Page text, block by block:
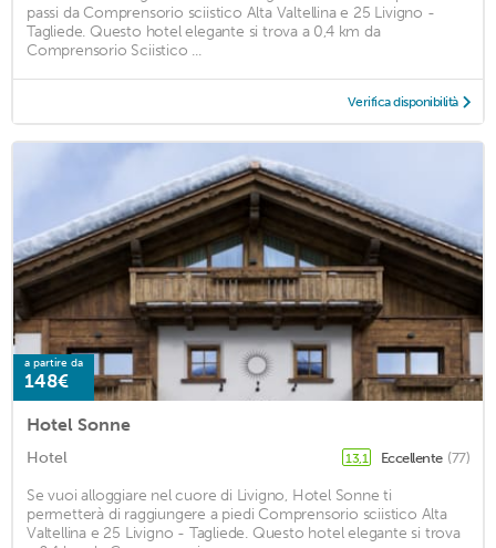
passi da Comprensorio sciistico Alta Valtellina e 25 Livigno -
Tagliede. Questo hotel elegante si trova a 0,4 km da
Comprensorio Sciistico ...
Verifica disponibilità
a partire da
148€
Hotel Sonne
Hotel 13,1 Eccellente (77)
Se vuoi alloggiare nel cuore di Livigno, Hotel Sonne ti
permetterà di raggiungere a piedi Comprensorio sciistico Alta
Valtellina e 25 Livigno - Tagliede. Questo hotel elegante si trova